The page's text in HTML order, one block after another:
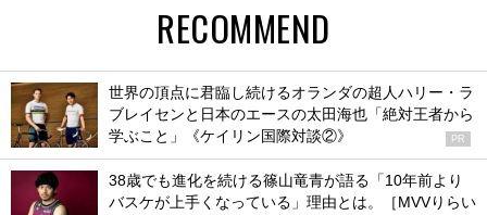
RECOMMEND
世界の頂点に君臨し続けるオランダの超人ハリー・ラ
ブレイセンと日本のエースの太田海也「絶対王者から
学ぶこと」《ケイリン国際対談②》
PR
38歳でも進化を続ける篠山竜青が語る「10年前より
バスケが上手くなっている」理由とは。［MVVりらい